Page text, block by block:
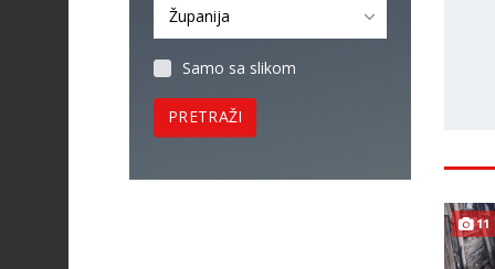
Županija
Samo sa slikom
PRETRAŽI
11